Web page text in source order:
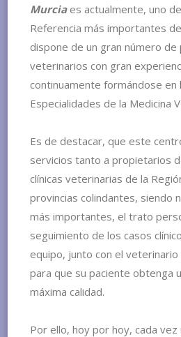
Murciaes actualmente, uno
Referencia más importantes
dispone de un gran número
veterinarios con gran
continuamente formándose en
Especialidades de la Medicina
Es de destacar, que este
servicios tanto a propietarios
clínicas veterinarias de la
provincias colindantes, siendo
más importantes, el trato
seguimiento de los casos
equipo, junto con el
para que su paciente obtenga
máxima calidad.
Por ello, hoy por hoy, cada